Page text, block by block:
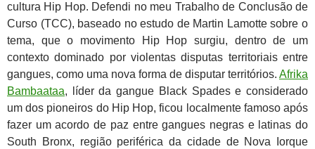
cultura Hip Hop. Defendi no meu Trabalho de Conclusão de
Curso (TCC), baseado no estudo de Martin Lamotte sobre o
tema, que o movimento Hip Hop surgiu, dentro de um
contexto dominado por violentas disputas territoriais entre
gangues, como uma nova forma de disputar territórios. Afrika
Bambaataa, líder da gangue Black Spades e considerado
um dos pioneiros do Hip Hop, ficou localmente famoso após
fazer um acordo de paz entre gangues negras e latinas do
South Bronx, região periférica da cidade de Nova Iorque